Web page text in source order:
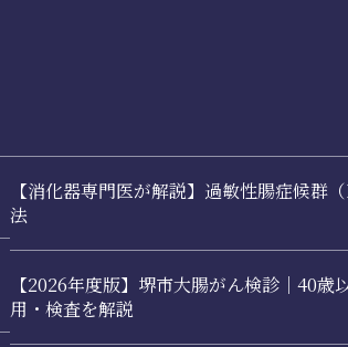
【消化器専門医が解説】過敏性腸症候群
法
【2026年度版】堺市大腸がん検診｜40
用・検査を解説